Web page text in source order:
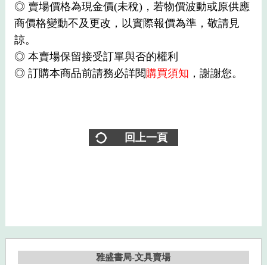
◎ 賣場價格為現金價(未稅)，若物價波動或原供應
商價格變動不及更改，以實際報價為準，敬請見
諒。
◎ 本賣場保留接受訂單與否的權利
◎ 訂購本商品前請務必詳閱購買須知 ，謝謝您。
回上一頁
雅盛書局-文具賣場